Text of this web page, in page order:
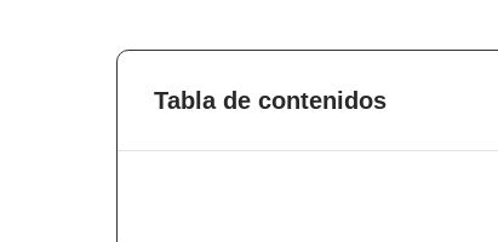
Tabla de contenidos